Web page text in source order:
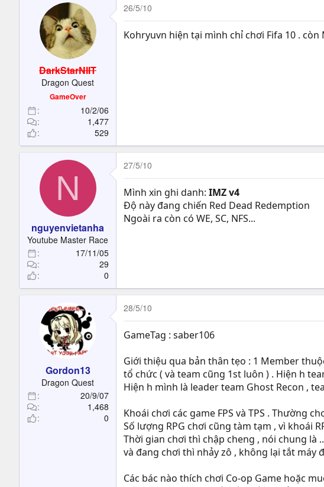
DarkStarNIIT
Dragon Quest
GameOver
10/2/06
1,477
529
26/5/10
Kohryuvn hiện tại mình chỉ chơi Fifa 10 .
N
nguyenvietanha
Youtube Master Race
17/11/05
29
0
27/5/10
Mình xin ghi danh: IMZ v4
Độ này đang chiến Red Dead Redemption
Ngoài ra còn có WE, SC, NFS...
Gordon13
Dragon Quest
20/9/07
1,468
0
28/5/10
GameTag : saber106
Giới thiệu qua bản thân tẹo : 1 Member
tổ chức ( và team cũng 1st luôn ) . Hiện h
Hiện h mình là leader team Ghost Recon ,
Khoái chơi các game FPS và TPS . Thường
Số lượng RPG chơi cũng tàm tạm , vì khoái
Thời gian chơi thì chập cheng , nói chung là
và đang chơi thì nhảy zô , không lại tắt máy
Các bác nào thích chơi Co-op Game hoặc